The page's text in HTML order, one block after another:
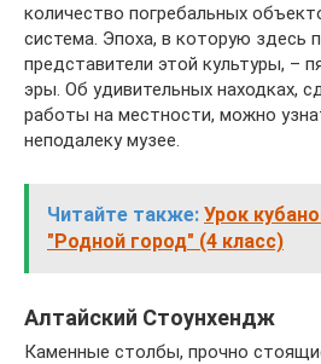
количество погребальных
система. Эпоха, в которую здесь
представители этой культуры, –
эры. Об удивительных находках,
работы на местности, можно
неподалеку музее.
Читайте также: Урок
"Родной город" (4 класс)
Алтайский Стоунхендж
Каменные столбы, прочно